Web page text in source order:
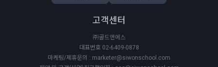
고객센터
㈜골드앤에스
대표번호 02-6409-0878
마케팅/제휴문의 : marketer@siwonschool.com